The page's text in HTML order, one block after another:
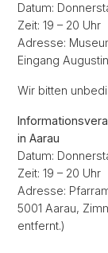
Datum:
Zeit: 19 – 20 Uhr
Adresse:
Eingang
Wir bitten
in Aarau
Datum:
Zeit: 19 – 20 Uhr
Adresse:
5001 Aarau,
entfernt.)